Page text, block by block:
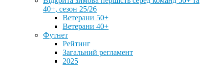
40+, сезон 25/26
Ветерани 50+
Ветерани 40+
Футнет
Рейтинг
Загальний регламент
2025